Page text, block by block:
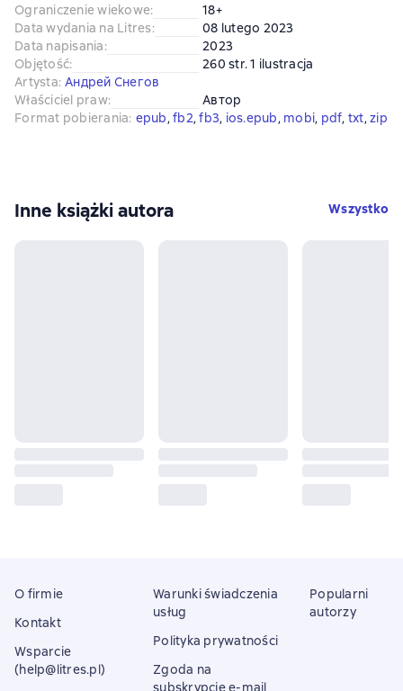
Ograniczenie wiekowe:
18+
Data wydania na Litres:
08 lutego 2023
Data napisania:
2023
Objętość:
260 str. 1 ilustracja
Artysta: Андрей Снегов
Właściciel praw:
Автор
Format pobierania: epub, fb2, fb3, ios.epub, mobi, pdf, txt, zip
Inne książki autora Wszystko
O firmie
Kontakt
Wsparcie
(help@litres.pl)
Warunki świadczenia
usług
Polityka prywatności
Zgoda na
subskrypcję e-mail
Popularni
autorzy